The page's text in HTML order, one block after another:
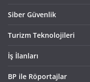
Siber Güvenlik
Turizm Teknolojileri
İş İlanları
BP ile Röportajlar